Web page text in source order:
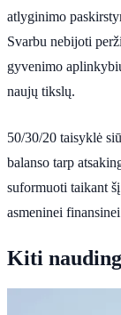
atlyginimo
Svarbu nebijoti
gyvenimo
naujų tikslų.
50/30/20 taisyklė
balanso tarp
suformuoti taikant
asmeninei
Kiti